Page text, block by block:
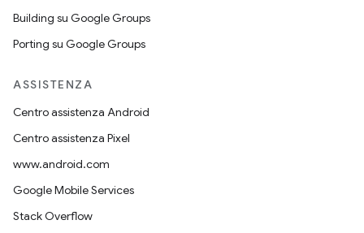
Building su Google Groups
Porting su Google Groups
ASSISTENZA
Centro assistenza Android
Centro assistenza Pixel
www.android.com
Google Mobile Services
Stack Overflow